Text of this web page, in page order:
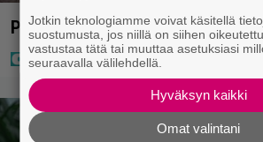
Poliisi teki surullisen löydön
Jotkin teknologiamme voivat käsitellä
suostumusta, jos niillä on siihen
vastustaa tätä tai muuttaa asetuksiasi
seuraavalla välilehdellä.
Hyväksyn kaikki
Omat valintani